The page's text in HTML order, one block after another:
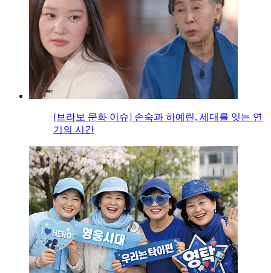
[브라보 문화 이슈] 손숙과 하예린, 세대를 잇는 연
기의 시간